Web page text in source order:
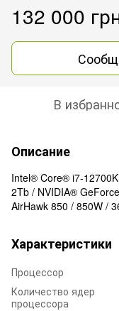
132 000
В
Описание
Intel® Core® i7-
2Tb / NVIDIA®
AirHawk 850 / 850W /
Характеристики
Процессор
Количество ядер
процессора